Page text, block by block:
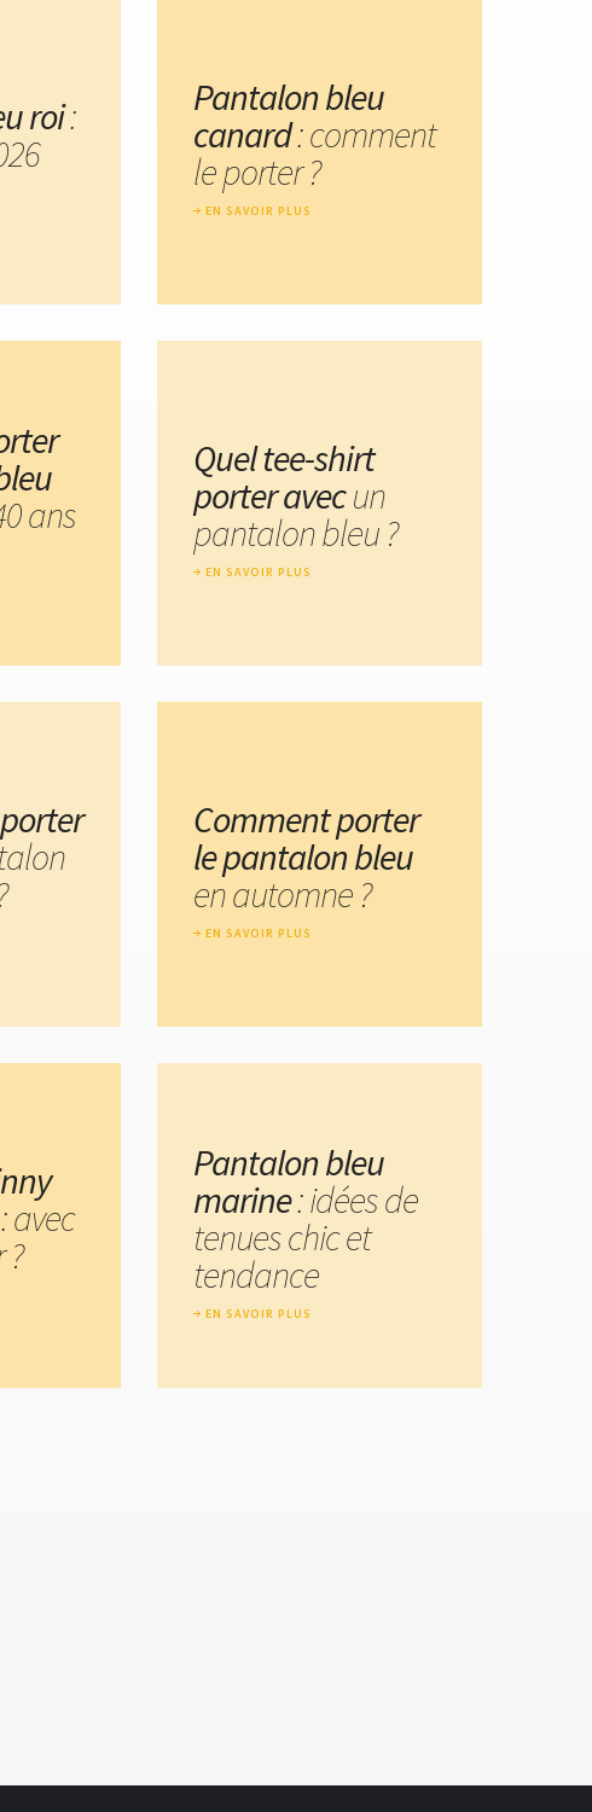
roi:
Pantalon bleu
canard: comment
le porter ?
EN SAVOIR PLUS
ans
Quel tee-shirt
porter avecun
pantalon bleu ?
EN SAVOIR PLUS
Comment porter
le pantalon bleu
en automne ?
EN SAVOIR PLUS
avec
Pantalon bleu
marine: idées de
tenues chic et
tendance
EN SAVOIR PLUS